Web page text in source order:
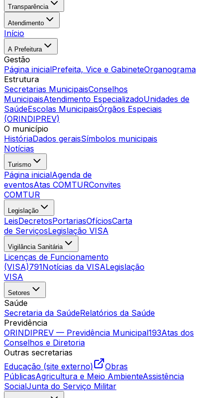
Transparência
Atendimento
Início
A Prefeitura
Gestão
Página inicialPrefeita, Vice e GabineteOrganograma
Estrutura
Secretarias MunicipaisConselhos
MunicipaisAtendimento EspecializadoUnidades de
SaúdeEscolas MunicipaisÓrgãos Especiais
(ORINDIPREV)
O município
HistóriaDados geraisSímbolos municipais
Notícias
Turismo
Página inicialAgenda de
eventosAtas COMTURConvites
COMTUR
Legislação
LeisDecretosPortariasOfíciosCarta
de ServiçosLegislação VISA
Vigilância Sanitária
Licenças de Funcionamento
(VISA)791Notícias da VISALegislação
VISA
Setores
Saúde
Secretaria da SaúdeRelatórios da Saúde
Previdência
ORINDIPREV — Previdência Municipal193Atas dos
Conselhos e Diretoria
Outras secretarias
Educação (site externo)
Obras
PúblicasAgricultura e Meio AmbienteAssistência
SocialJunta do Serviço Militar